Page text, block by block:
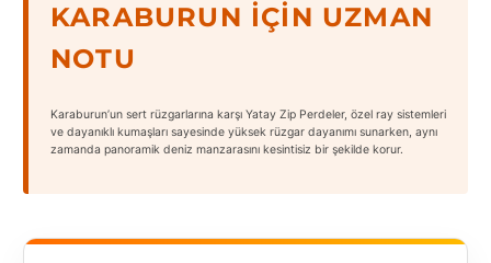
KARABURUN İÇIN UZMAN
NOTU
Karaburun’un sert rüzgarlarına karşı Yatay Zip Perdeler, özel ray sistemleri
ve dayanıklı kumaşları sayesinde yüksek rüzgar dayanımı sunarken, aynı
zamanda panoramik deniz manzarasını kesintisiz bir şekilde korur.
Tüm
Adana